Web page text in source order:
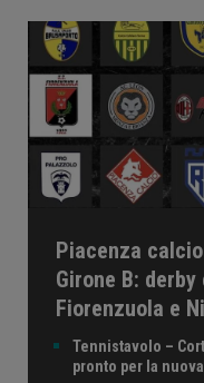
Piacenza
Girone B: derby
Fiorenzuola e
Tennistavolo –
pronto per la